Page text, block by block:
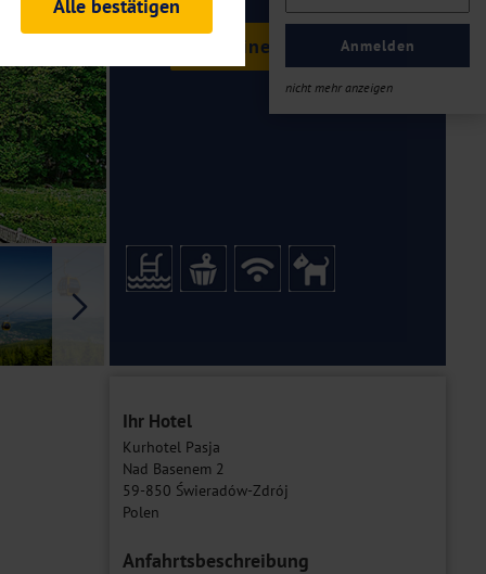
Anmelden
nicht mehr anzeigen
Termine & Preise
Ihr Hotel
Kurhotel Pasja
Nad Basenem 2
59-850 Świeradów-Zdrój
Polen
Anfahrtsbeschreibung
und Analysen. Mithilfe
Auftritts ermitteln und
es zu einer Drittlands
Daten finden Sie in unseren
Alle bestätigen